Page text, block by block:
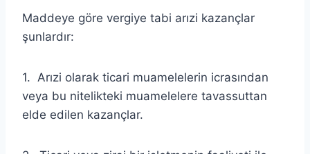
Maddeye göre vergiye tabi arızi kazançlar
şunlardır:
1. Arızi olarak ticari muamelelerin icrasından
veya bu nitelikteki muamelelere tavassuttan
elde edilen kazançlar.